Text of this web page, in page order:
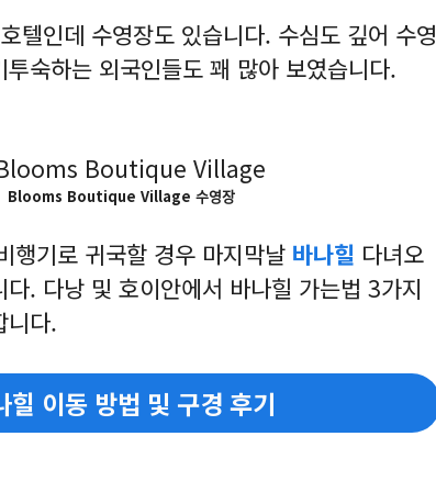
텔인데 수영장도 있습니다. 수심도 깊어 수영
숙하는 외국인들도 꽤 많아 보였습니다.
Blooms Boutique Village 수영장
행기로 귀국할 경우 마지막날 바나힐 다녀오
. 다낭 및 호이안에서 바나힐 가는법 3가지
니다.
힐 이동 방법 및 구경 후기